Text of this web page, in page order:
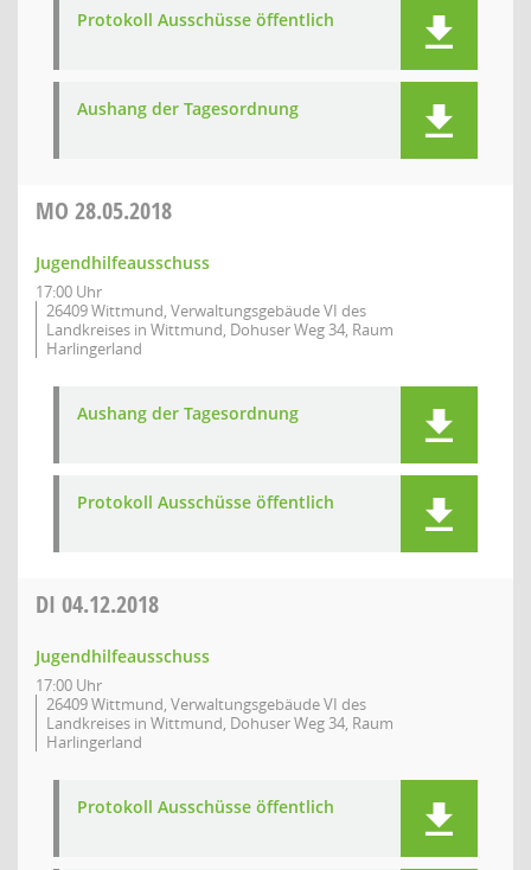
Protokoll Ausschüsse öffentlich
Aushang der Tagesordnung
MO 28.05.2018
Jugendhilfeausschuss
17:00 Uhr
26409 Wittmund, Verwaltungsgebäude VI des
Landkreises in Wittmund, Dohuser Weg 34, Raum
Harlingerland
Aushang der Tagesordnung
Protokoll Ausschüsse öffentlich
DI 04.12.2018
Jugendhilfeausschuss
17:00 Uhr
26409 Wittmund, Verwaltungsgebäude VI des
Landkreises in Wittmund, Dohuser Weg 34, Raum
Harlingerland
Protokoll Ausschüsse öffentlich